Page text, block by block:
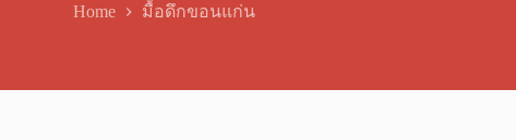
Home มื้อดึกขอนแก่น